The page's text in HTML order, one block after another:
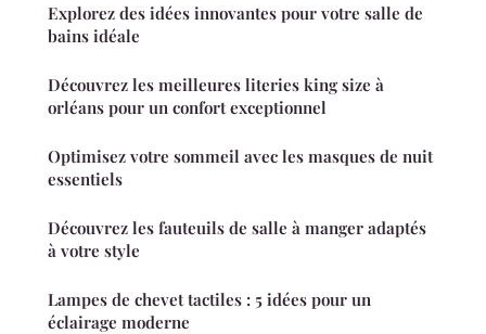
Explorez des idées innovantes pour votre salle de
bains idéale
Découvrez les meilleures literies king size à
orléans pour un confort exceptionnel
Optimisez votre sommeil avec les masques de nuit
essentiels
Découvrez les fauteuils de salle à manger adaptés
à votre style
Lampes de chevet tactiles : 5 idées pour un
éclairage moderne